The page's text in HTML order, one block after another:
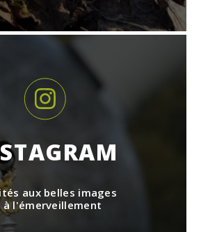
aux belles images
à l'émerveillement